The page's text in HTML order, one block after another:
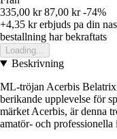
335,00 kr 87,00 kr -74%
+4,35 krerbjuds pa din
bestallning har bekraftats
Loading...
Beskrivning
ML-tröjan Acerbis Belatrix
berikande upplevelse för
märket Acerbis, är denna
amatör- och professionella